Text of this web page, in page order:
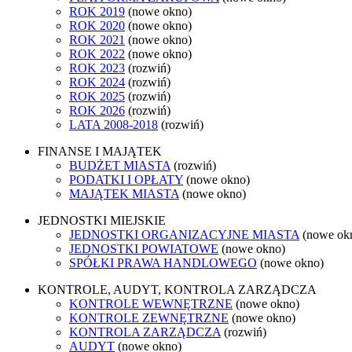
ROK 2019 (nowe okno)
ROK 2020 (nowe okno)
ROK 2021 (nowe okno)
ROK 2022 (nowe okno)
ROK 2023 (rozwiń)
ROK 2024 (rozwiń)
ROK 2025 (rozwiń)
ROK 2026 (rozwiń)
LATA 2008-2018 (rozwiń)
FINANSE I MAJĄTEK
BUDŻET MIASTA (rozwiń)
PODATKI I OPŁATY (nowe okno)
MAJĄTEK MIASTA (nowe okno)
JEDNOSTKI MIEJSKIE
JEDNOSTKI ORGANIZACYJNE MIASTA (nowe
JEDNOSTKI POWIATOWE (nowe okno)
SPÓŁKI PRAWA HANDLOWEGO (nowe okno)
KONTROLE, AUDYT, KONTROLA ZARZĄDCZA
KONTROLE WEWNĘTRZNE (nowe okno)
KONTROLE ZEWNĘTRZNE (nowe okno)
KONTROLA ZARZĄDCZA (rozwiń)
AUDYT (nowe okno)